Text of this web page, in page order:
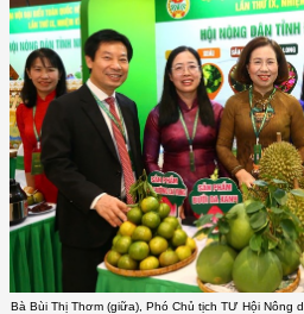
Bà Bùi Thị Thơm (giữa), Phó Chủ tịch TƯ Hội Nông